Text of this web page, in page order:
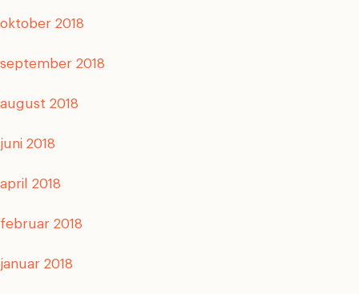
oktober 2018
september 2018
august 2018
juni 2018
april 2018
februar 2018
januar 2018